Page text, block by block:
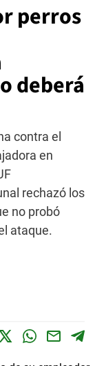
perros
deberá
contra el
en
rechazó los
no probó
ataque.